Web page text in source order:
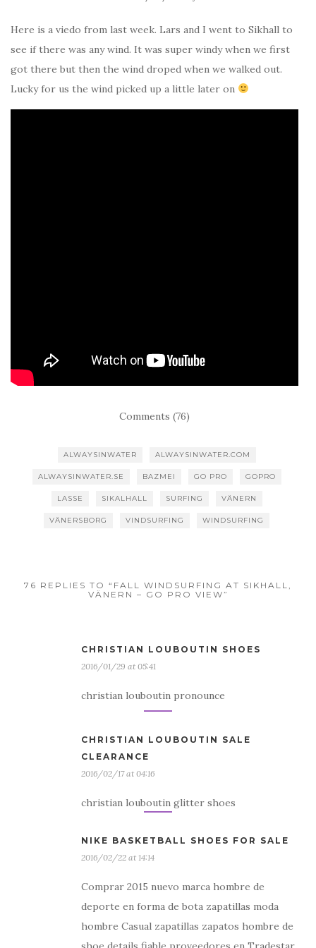
Here is a viedo from last week. Lars and I went to Sikhall to
see if there was any wind. It was super windy when we first
got there but then the wind droped when we walked out.
Lucky for us the wind picked up a little later on
Comments (76)
ALWAYSINWATER ALWAYSINWATER.COM
ALWAYSINWATER.SE BAZMEI GO PRO GOPRO
LASSE SIKALHALL SURFING VÄNERN
VÄNERSBORG VINDSURFING WINDSURFING
76 REPLIES TO “FALL WINDSURFING AT SIKHALL,
VÄNERN – GO PRO VIEW”
CHRISTIAN LOUBOUTIN SHOES
2016/01/29 at 05:41
christian louboutin pronounce
CHRISTIAN LOUBOUTIN SALE
CLEARANCE
2016/02/17 at 04:16
christian louboutin glitter shoes
NIKE BASKETBALL SHOES FOR SALE
2016/02/22 at 14:14
Comprar 2015 nuevo marca hombre de
deporte en forma de bota zapatillas moda
hombre Casual zapatillas zapatos hombre de